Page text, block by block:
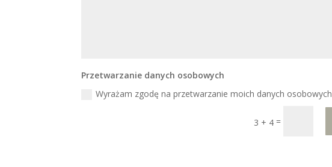
Przetwarzanie danych osobowych
Wyrażam zgodę na przetwarzanie moich danych osobowych
3 + 4 =